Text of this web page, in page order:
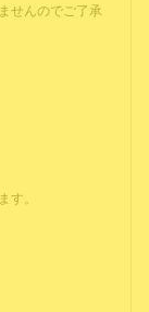
せんのでご了承
す。